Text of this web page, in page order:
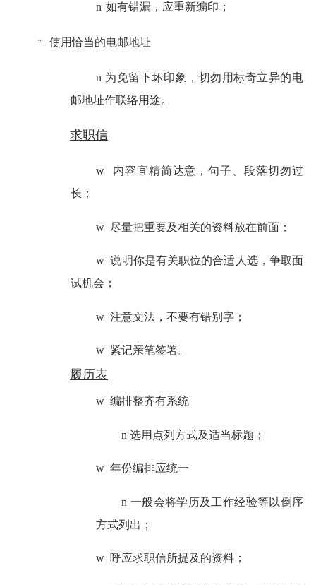
n 如有错漏，应重新编印；
¨ 使用恰当的电邮地址
n 为免留下坏印象，切勿用标奇立异的电
邮地址作联络用途。
求职信
w
内容宜精简达意，句子、段落切勿过
长；
w 尽量把重要及相关的资料放在前面；
w 说明你是有关职位的合适人选，争取面
试机会；
w 注意文法，不要有错别字；
w 紧记亲笔签署。
履历表
w 编排整齐有系统
n 选用点列方式及适当标题；
w 年份编排应统一
n 一般会将学历及工作经验等以倒序
方式列出；
w 呼应求职信所提及的资料；